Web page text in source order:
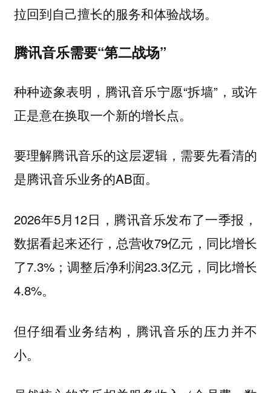
拉回到自己擅长的服务和体验战场。
腾讯音乐需要“第二战场”
种种迹象表明，腾讯音乐宁愿“拆墙”，或许
正是意在换取一个新的增长点。
要理解腾讯音乐的这层逻辑，需要先看清的
是腾讯音乐业务的AB面。
2026年5月12日，腾讯音乐发布了一季报，
数据看起来还行，总营收79亿元，同比增长
了7.3%；调整后净利润23.3亿元，同比增长
4.8%。
但仔细看业务结构，腾讯音乐的压力并不
小。